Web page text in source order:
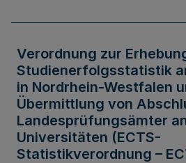
Verordnung zur
Studienerfolgsstatistik
in Nordrhein-Westfalen
Übermittlung von
Landesprüfungsämter
Universitäten (ECTS-
Statistikverordnung –